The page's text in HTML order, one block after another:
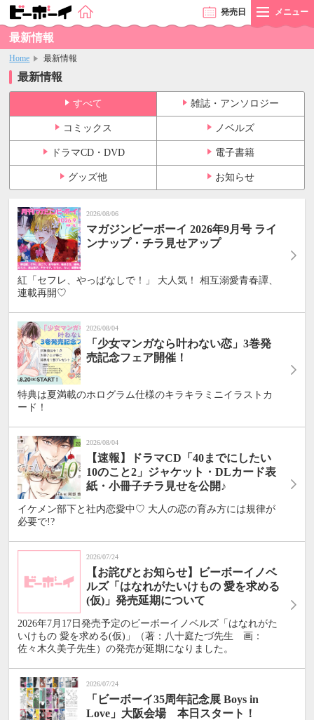
発売日 メニュー
最新情報
Home 最新情報
最新情報
すべて 雑誌・アンソロジー
コミックス ノベルズ
ドラマCD・DVD 電子書籍
グッズ他 お知らせ
2026/08/06
マガジンビーボーイ 2026年9月号 ライ
ンナップ・チラ見せアップ
紅「セフレ、やっぱなしで！」 大人気！ 相互溺愛青春譚、
連載再開♡
2026/08/04
「少女マンガなら叶わない恋」3巻発
売記念フェア開催！
特典は夏満載のホログラム仕様のキラキラミニイラストカ
ード！
2026/08/04
【速報】ドラマCD「40までにしたい
10のこと2」ジャケット・DLカード表
紙・小冊子チラ見せを公開♪
イケメン部下と社内恋愛中♡ 大人の恋の育み方には規律が
必要で!?
2026/07/24
【お詫びとお知らせ】ビーボーイノベ
ルズ「はなれがたいけもの 愛を求める
(仮)」発売延期について
2026年7月17日発売予定のビーボーイノベルズ「はなれがた
いけもの 愛を求める(仮)」（著：八十庭たづ先生 画：
佐々木久美子先生）の発売が延期になりました。
2026/07/24
「ビーボーイ35周年記念展 Boys in
Love」大阪会場 本日スタート！